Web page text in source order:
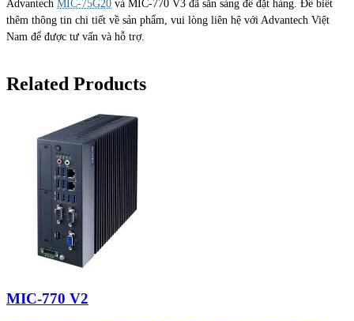
Advantech MIC-75G20 và MIC-770 V3 đã sẵn sàng để đặt hàng. Để biết
thêm thông tin chi tiết về sản phẩm, vui lòng liên hệ với Advantech Việt
Nam để được tư vấn và hỗ trợ.
Related Products
MIC-770 V2